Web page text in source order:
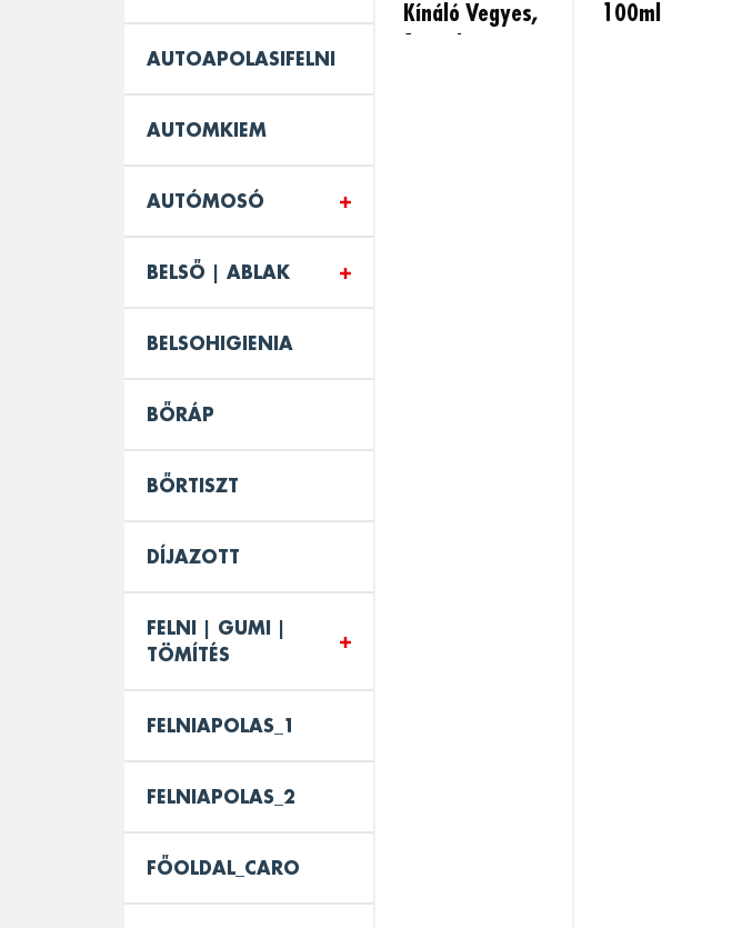
AUTOAPOLASIFELNI
AUTOMKIEM
AUTÓMOSÓ
BELSŐ | ABLAK
BELSOHIGIENIA
BŐRÁP
BŐRTISZT
DÍJAZOTT
FELNI | GUMI |
TÖMÍTÉS
FELNIAPOLAS_1
FELNIAPOLAS_2
FŐOLDAL_CARO
Kínáló Vegyes,
100ml